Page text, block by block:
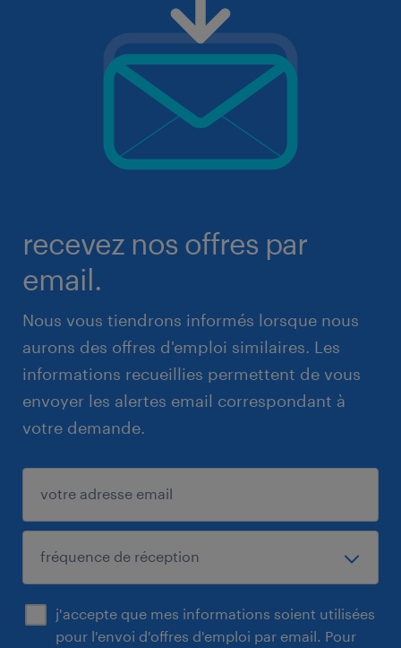
recevez nos offres par
email.
Nous vous tiendrons informés lorsque nous
aurons des offres d'emploi similaires. Les
informations recueillies permettent de vous
envoyer les alertes email correspondant à
votre demande.
j'accepte que mes informations soient utilisées
pour l'envoi d'offres d'emploi par email. Pour